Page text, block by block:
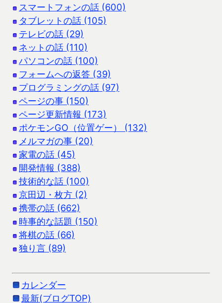
スマートフォンの話 (600)
タブレットの話 (105)
テレビの話 (29)
ネットの話 (110)
パソコンの話 (100)
フォームへの返答 (39)
プログラミングの話 (97)
ページの事 (150)
ページ更新情報 (173)
ポケモンGO（位置ゲー） (132)
メルマガの事 (20)
家電の話 (45)
開発情報 (388)
技術的な話 (100)
京田辺・枚方 (2)
携帯の話 (662)
時事的な話題 (150)
将棋の話 (66)
独り言 (89)
カレンダー
最新(ブログTOP)